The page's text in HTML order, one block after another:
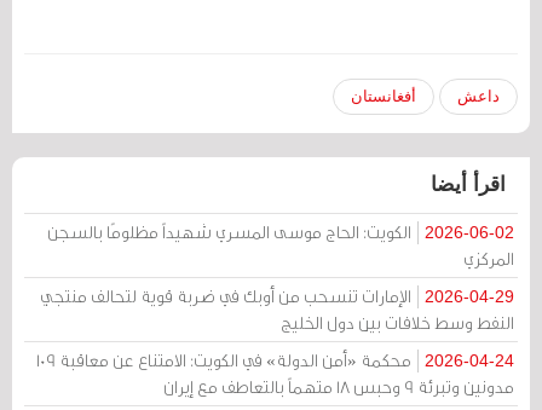
داعش أفغانستان
اقرأ أيضا
2026-06-02
الكويت: الحاج موسى المسري شهيداً مظلومًا بالسجن
المركزي
2026-04-29
الإمارات تنسحب من أوبك في ضربة قوية لتحالف منتجي
النفط وسط خلافات بين دول الخليج
2026-04-24
محكمة «أمن الدولة» في الكويت: الامتناع عن معاقبة 109
مدونين وتبرئة 9 وحبس 18 متهماً بالتعاطف مع إيران